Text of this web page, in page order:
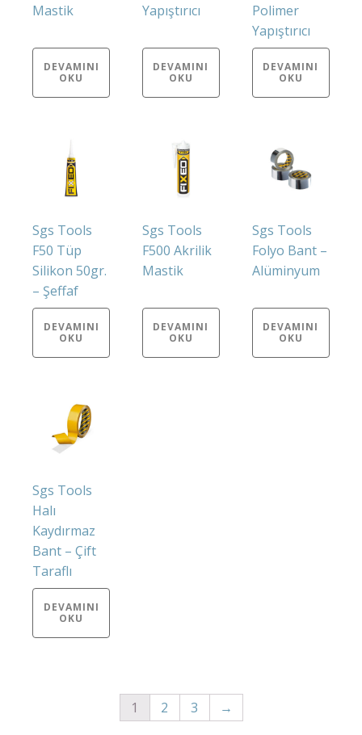
Mastik
DEVAMINI
OKU
Yapıştırıcı
DEVAMINI
OKU
Polimer
Yapıştırıcı
DEVAMINI
OKU
Sgs Tools
F50 Tüp
Silikon 50gr.
– Şeffaf
DEVAMINI
OKU
Sgs Tools
F500 Akrilik
Mastik
DEVAMINI
OKU
Sgs Tools
Folyo Bant –
Alüminyum
DEVAMINI
OKU
Sgs Tools
Halı
Kaydırmaz
Bant – Çift
Taraflı
DEVAMINI
OKU
1 2 3 →